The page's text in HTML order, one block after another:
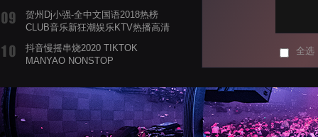
贺州Dj小强-全中文国语2018热榜
CLUB音乐新狂潮娱乐KTV热播高清
抖音慢摇串烧2020 TIKTOK
MANYAO NONSTOP
蝉爸爸妈妈爱存在夏天的风是想你的
声音啊
全选